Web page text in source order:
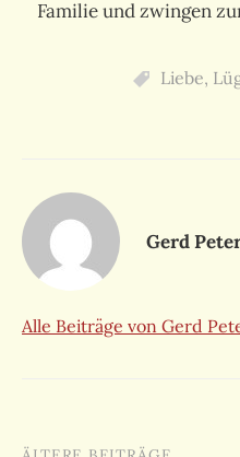
Familie und zwingen
Liebe,
Gerd
Alle Beiträge von Gerd